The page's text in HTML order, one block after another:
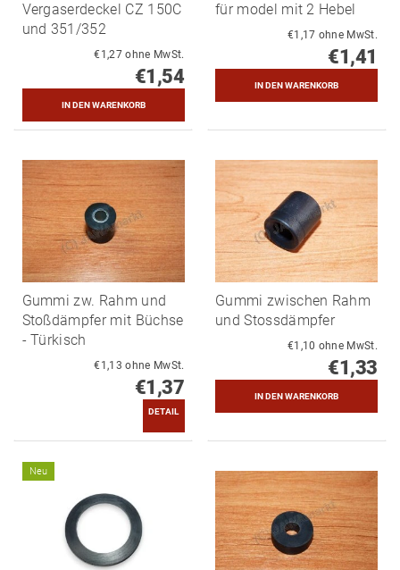
Vergaserdeckel CZ 150C
und 351/352
€1,27 ohne MwSt.
€1,54
für model mit 2 Hebel
€1,17 ohne MwSt.
€1,41
Gummi zw. Rahm und
Stoßdämpfer mit Büchse
- Türkisch
€1,13 ohne MwSt.
€1,37
DETAIL
Gummi zwischen Rahm
und Stossdämpfer
€1,10 ohne MwSt.
€1,33
Neu